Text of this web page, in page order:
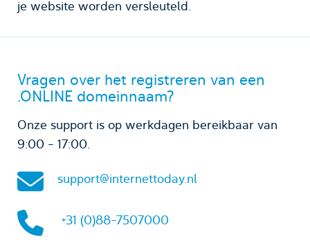
je website worden versleuteld.
Vragen over het registreren van een
.ONLINE domeinnaam?
Onze support is op werkdagen bereikbaar van
9:00 - 17:00.
support@internettoday.nl
+31 (0)88-7507000